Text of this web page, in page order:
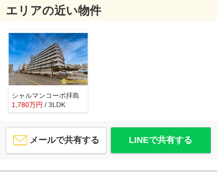
エリアの近い物件
シャルマンコーポ拝島
1,780万円 / 3LDK
メールで共有する LINEで共有する